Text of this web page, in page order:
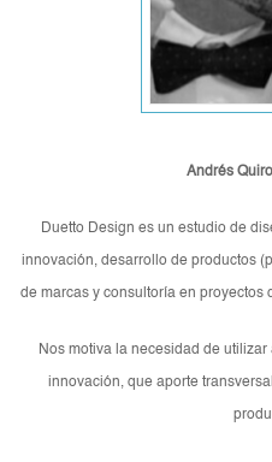
Andrés
Duetto Design es un estudio de
innovación, desarrollo de productos
de marcas y consultoría en
Nos motiva la necesidad de
innovación, que aporte